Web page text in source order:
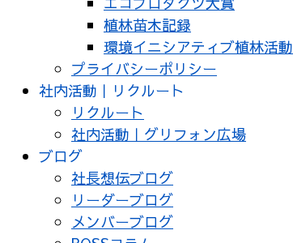
植林苗木記録
環境イニシアティブ植林活動
プライバシーポリシー
社内活動｜リクルート
リクルート
社内活動｜グリフォン広場
ブログ
社長想伝ブログ
リーダーブログ
メンバーブログ